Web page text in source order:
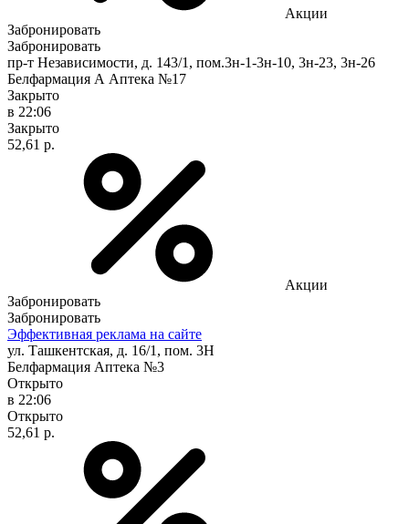
Акции
Забронировать
Забронировать
пр-т Независимости, д. 143/1, пом.3н-1-3н-10, 3н-23, 3н-26
Белфармация А Аптека №17
Закрыто
в 22:06
Закрыто
52,61 р.
Акции
Забронировать
Забронировать
Эффективная реклама на сайте
ул. Ташкентская, д. 16/1, пом. 3Н
Белфармация Аптека №3
Открыто
в 22:06
Открыто
52,61 р.